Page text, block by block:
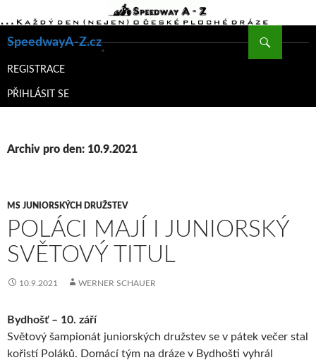
SpeedwayA-Z.cz
K
WEBU
REGISTRACE
PŘIHLÁSIT SE
Archiv pro den: 10.9.2021
MS JUNIORSKÝCH DRUŽSTEV
POLÁCI MAJÍ I JUNIORSKÝ
SVĚTOVÝ TITUL
10.9.2021 WERNER SCHAUER
Bydhošť – 10. září
Světový šampionát juniorských družstev se v pátek večer stal
kořistí Poláků. Domácí tým na dráze v Bydhošti vyhrál